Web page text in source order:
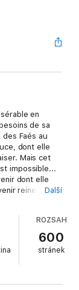
en
de sa
Faés au
dont elle
Mais cet
impossible...
dont elle
reine, à
Luce... Mais
des
bien y
Další
ROZSAH
600
stránek